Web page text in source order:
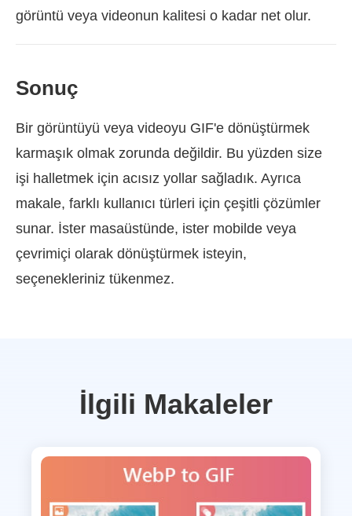
görüntü veya videonun kalitesi o kadar net olur.
Sonuç
Bir görüntüyü veya videoyu GIF'e dönüştürmek
karmaşık olmak zorunda değildir. Bu yüzden size
işi halletmek için acısız yollar sağladık. Ayrıca
makale, farklı kullanıcı türleri için çeşitli çözümler
sunar. İster masaüstünde, ister mobilde veya
çevrimiçi olarak dönüştürmek isteyin,
seçenekleriniz tükenmez.
İlgili Makaleler